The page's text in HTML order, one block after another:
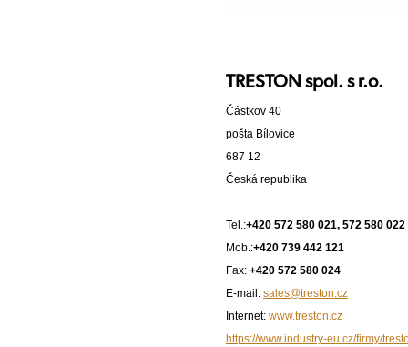
TRESTON spol. s r.o.
Částkov 40
pošta Bílovice
687 12
Česká republika
Tel.:+420 572 580 021, 572 580 022
Mob.:+420 739 442 121
Fax: +420 572 580 024
E-mail: sales@treston.cz
Internet: www.treston.cz
https://www.industry-eu.cz/firmy/